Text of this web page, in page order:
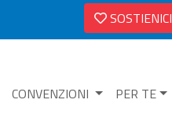
SOSTIENICI
CONVENZIONI PER TE